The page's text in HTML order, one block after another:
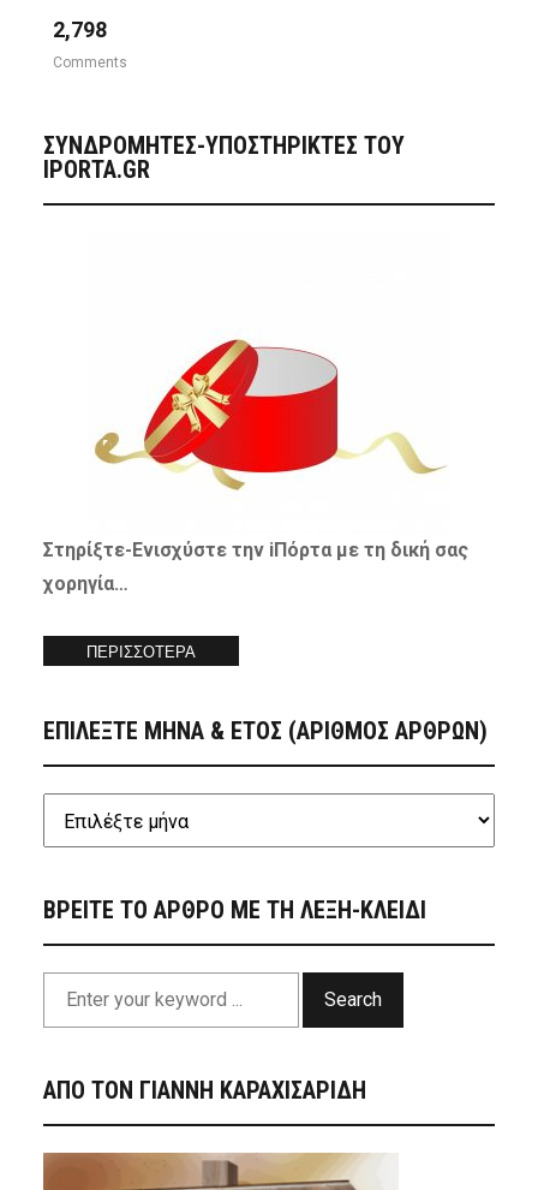
2,798
Comments
ΣΥΝΔΡΟΜΗΤΈΣ-ΥΠΟΣΤΗΡΙΚΤΈΣ ΤΟΥ
IPORTA.GR
Στηρίξτε- Ενισχύστετην iΠόρτα με τη δική σας
χορηγία…
ΠΕΡΙΣΣΟΤΕΡΑ
ΕΠΙΛΕΞΤΕ ΜΗΝΑ & ΕΤΟΣ (ΑΡΙΘΜΟΣ ΑΡΘΡΩΝ)
ΒΡΕΙΤΕ ΤΟ ΑΡΘΡΟ ΜΕ ΤΗ ΛΕΞΗ-ΚΛΕΙΔΙ
Search
ΑΠΟ ΤΟΝ ΓΙΑΝΝΗ ΚΑΡΑΧΙΣΑΡΙΔΗ